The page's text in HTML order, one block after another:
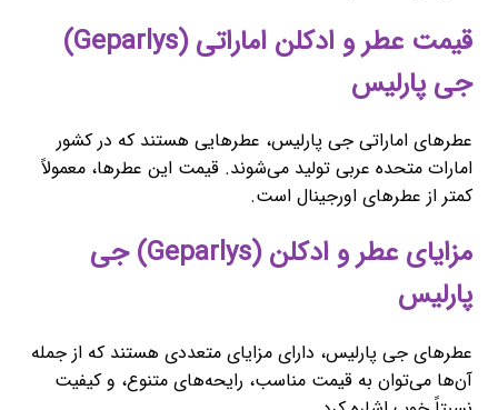
قیمت عطر و ادکلن اماراتی (Geparlys)
جی پارلیس
عطرهای اماراتی جی پارلیس، عطرهایی هستند که در کشور
امارات متحده عربی تولید می‌شوند. قیمت این عطرها، معمولاً
کمتر از عطرهای اورجینال است.
مزایای عطر و ادکلن (Geparlys) جی
پارلیس
عطرهای جی پارلیس، دارای مزایای متعددی هستند که از جمله
آن‌ها می‌توان به قیمت مناسب، رایحه‌های متنوع، و کیفیت